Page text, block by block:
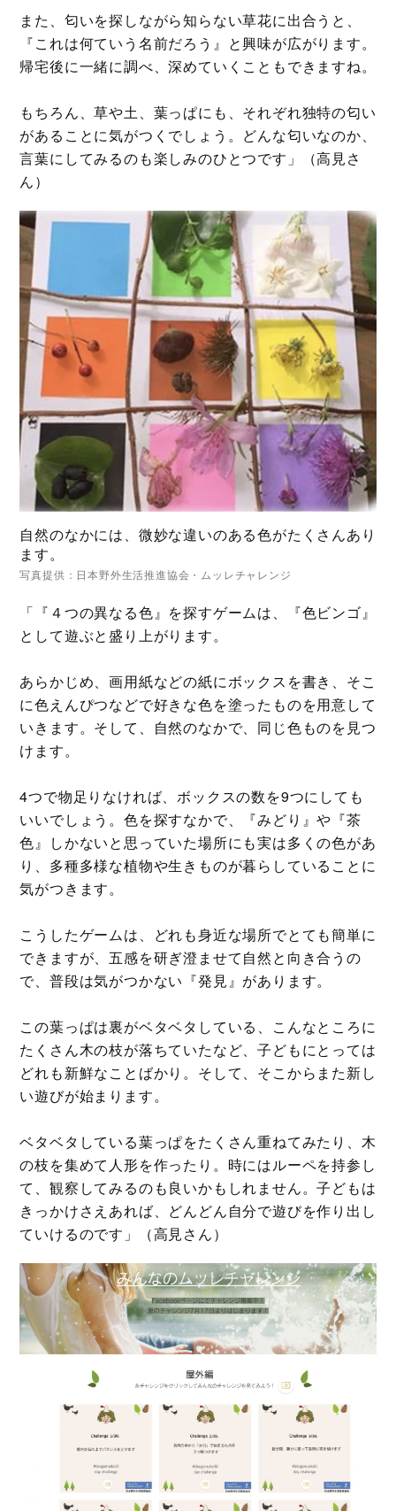
また、匂いを探しながら知らない草花に出合うと、
『これは何ていう名前だろう』と興味が広がります。
帰宅後に一緒に調べ、深めていくこともできますね。
もちろん、草や土、葉っぱにも、それぞれ独特の匂い
があることに気がつくでしょう。どんな匂いなのか、
言葉にしてみるのも楽しみのひとつです」（高見さ
ん）
自然のなかには、微妙な違いのある色がたくさんあり
ます。
写真提供：日本野外生活推進協会・ムッレチャレンジ
「『４つの異なる色』を探すゲームは、『色ビンゴ』
として遊ぶと盛り上がります。
あらかじめ、画用紙などの紙にボックスを書き、そこ
に色えんぴつなどで好きな色を塗ったものを用意して
いきます。そして、自然のなかで、同じ色ものを見つ
けます。
4つで物足りなければ、ボックスの数を9つにしても
いいでしょう。色を探すなかで、『みどり』や『茶
色』しかないと思っていた場所にも実は多くの色があ
り、多種多様な植物や生きものが暮らしていることに
気がつきます。
こうしたゲームは、どれも身近な場所でとても簡単に
できますが、五感を研ぎ澄ませて自然と向き合うの
で、普段は気がつかない『発見』があります。
この葉っぱは裏がベタベタしている、こんなところに
たくさん木の枝が落ちていたなど、子どもにとっては
どれも新鮮なことばかり。そして、そこからまた新し
い遊びが始まります。
ベタベタしている葉っぱをたくさん重ねてみたり、木
の枝を集めて人形を作ったり。時にはルーペを持参し
て、観察してみるのも良いかもしれません。子どもは
きっかけさえあれば、どんどん自分で遊びを作り出し
ていけるのです」（高見さん）